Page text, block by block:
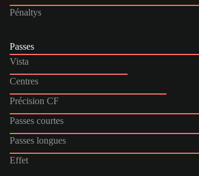
Pénaltys
Passes
Vista
Centres
Précision CF
Passes courtes
Passes longues
Effet